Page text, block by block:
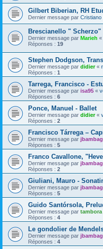
Gilbert Biberian, RH
Dernier message par Cristiano
Brescianello " Scherzo"
Dernier message par Marieh «
Réponses : 19
Stephen Dodgson,
Dernier message par didier«
Réponses : 1
Tarrega, Francisco -
Dernier message par isa95 «
Réponses : 6
Ponce, Manuel - Ballet
Dernier message par didier«
Réponses : 2
Francisco Tárrega –
Dernier message par
Réponses : 5
Franco Cavallone,
Dernier message par
Réponses : 2
Giuliani, Mauro -
Dernier message par
Réponses : 5
Guido Santórsola,
Dernier message par tambora
Réponses : 4
Le gondolier de
Dernier message par
Réponses : 4